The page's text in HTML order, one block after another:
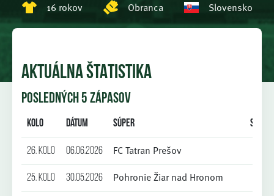
16 rokov Obranca Slovensko
AKTUÁLNA ŠTATISTIKA
POSLEDNÝCH 5 ZÁPASOV
Kolo Dátum Súper Skóre
26. kolo 06.06.2026 FC Tatran Prešov
25. kolo 30.05.2026 Pohronie Žiar nad Hronom